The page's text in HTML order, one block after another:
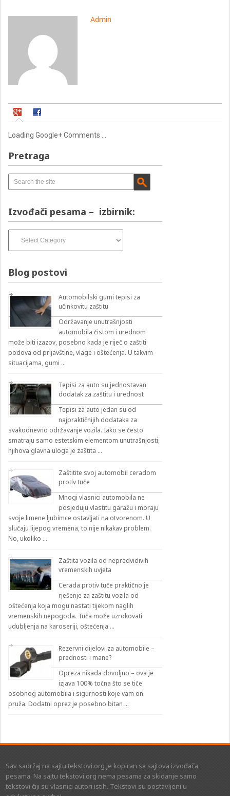
Admin
Loading Google+ Comments ...
Pretraga
Izvođači pesama – izbirnik:
pesama
Blog postovi
Automobilski gumi tepisi za
učinkovitu zaštitu
Održavanje unutrašnjosti
automobila čistom i urednom
može biti izazov, posebno kada je riječ o zaštiti
podova od prljavštine, vlage i oštećenja. U takvim
situacijama, gumi …
Tepisi za auto su jednostavan
dodatak za zaštitu i urednost
Tepisi za auto jedan su od
najpraktičnijih dodataka za
svakodnevno održavanje vozila. Iako se često
smatraju samo estetskim elementom unutrašnjosti,
njihova glavna uloga je zaštita …
Zaštitite svoj automobil ceradom
protiv tuče
Mnogi vlasnici automobila ne
posjeduju vlastitu garažu i moraju
svoje limene ljubimce ostavljati na otvorenom. U
slučaju lijepog vremena, to nije nikakav problem.
No, ukoliko …
Zaštita vozila od nepredvidivih
vremenskih uvjeta
Cerada protiv tuče praktično je
rješenje za zaštitu vozila od
oštećenja koja mogu nastati tijekom naglih
vremenskih nepogoda. Tuča može uzrokovati
udubljenja na karoseriji, oštećenja …
Rezervni dijelovi za automobile –
prednosti i mane?
Opreza nikada dovoljno – ova je
izjava 100% točna što se tiče
osobnog automobila i sigurnosti koje vam on
pruža. Dodatni oprez je posebno bitan …
Sav sadržaj na sajtu tekstovi.org je kopiran sa sajtova izvođača
pesama. Na sajtu tekstovi.org nema pesama za skidanje samo
tekstovi čiji su vlasnici autori istih. Tekstovi su postavljeni u